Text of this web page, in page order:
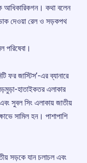
আধিকারিকগন। কথা বলেন
ডাক দেওয়া রেল ও সড়কপথ
পরিষেবা।
ফর জাস্টিস’-এর ব্যানারে
হাতাইকতর এলাকার
এবং সুবল সিং এলাকায় জাতীয়
সামিল হন। পাশাপাশি
সড়কে যান চলাচল এবং